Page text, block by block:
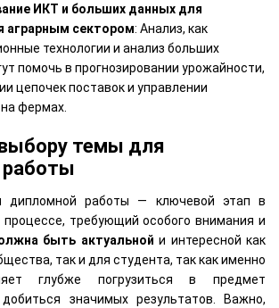
ИКТ и больших данных для
аграрным сектором: Анализ, как
технологии и анализ больших
помочь в прогнозировании урожайности,
цепочек поставок и управлении
фермах.
темы для
дипломной работы — ключевой этап в
процессе, требующий особого внимания и
быть актуальной и интересной как
так и для студента, так как именно
глубже погрузиться в предмет
значимых результатов. Важно,